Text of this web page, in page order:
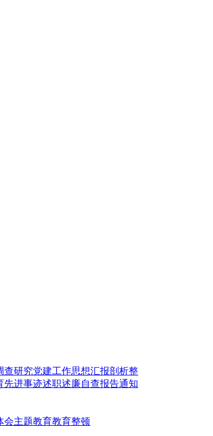
查研究党建工作思想汇报剖析整
先进事迹述职述廉自查报告通知
会主题教育教育整顿